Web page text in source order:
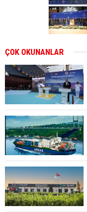
ÇOK OKUNANLAR